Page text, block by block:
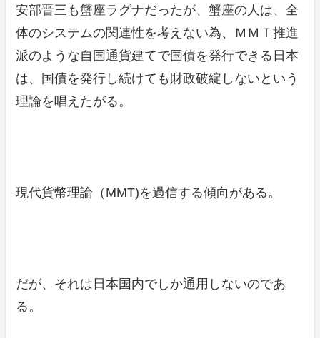
安部晋三も蟹座ラグナだったが、蟹座の人は、全
体のシステムの関連性を考えない為、ＭＭＴ推進
派のような自国通貨建てで国債を発行できる日本
は、国債を発行し続けても財政破綻しないという
理論を唱えたがる。
現代貨幣理論（MMT)を過信する傾向がある。
だが、それは日本国内でしか通用しないのであ
る。